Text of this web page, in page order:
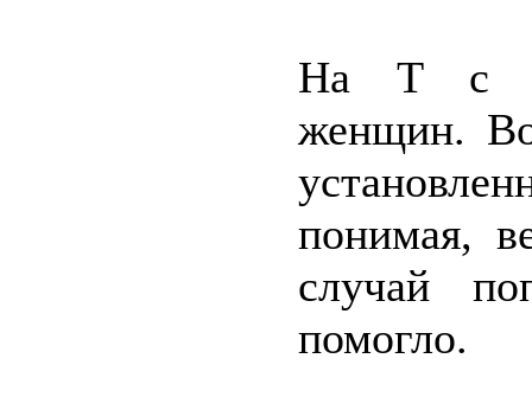
На Т с
женщин.
понимая,
случай
помогло.